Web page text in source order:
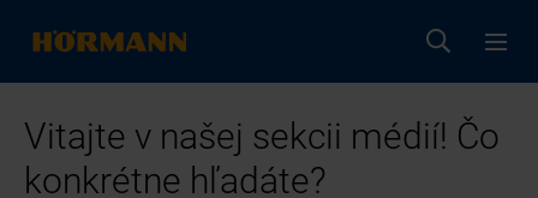
Vitajte v našej sekcii médií! Čo
konkrétne hľadáte?